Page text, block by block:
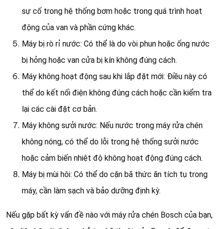
sự cố trong hệ thống bơm hoặc trong quá trình hoạt
động của van và phần cứng khác.
Máy bị rò rỉ nước: Có thể là do vòi phun hoặc ống nước
bị hỏng hoặc van cửa bị kín không đúng cách.
Máy không hoạt động sau khi lắp đặt mới: Điều này có
thể do kết nối điện không đúng cách hoặc cần kiểm tra
lại các cài đặt cơ bản.
Máy không sưởi nước: Nếu nước trong máy rửa chén
không nóng, có thể do lỗi trong hệ thống sưởi nước
hoặc cảm biến nhiệt độ không hoạt động đúng cách.
Máy bị mùi hôi: Có thể do cặn bã thức ăn tích tụ trong
máy, cần làm sạch và bảo dưỡng định kỳ.
Nếu gặp bất kỳ vấn đề nào với máy rửa chén Bosch của bạn,